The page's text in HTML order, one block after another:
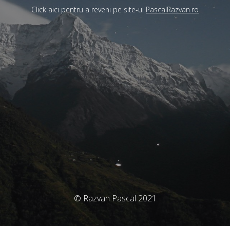
Click aici pentru a reveni pe site-ul PascalRazvan.ro
© Razvan Pascal 2021